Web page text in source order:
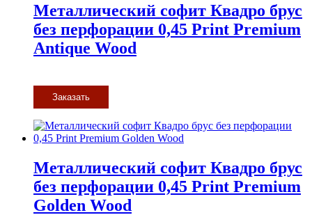
Металлический софит Квадро брус
без перфорации 0,45 Print Premium
Antique Wood
Заказать
Металлический софит Квадро брус
без перфорации 0,45 Print Premium
Golden Wood